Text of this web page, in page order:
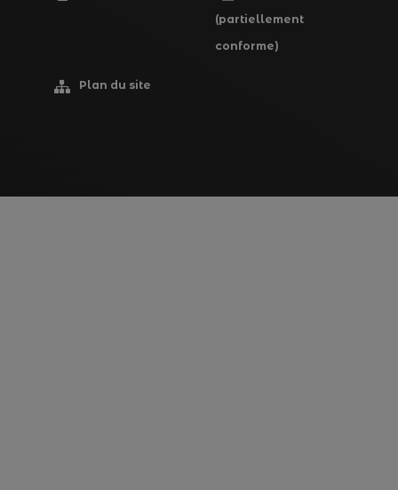
(partiellement
conforme)
Plan du site